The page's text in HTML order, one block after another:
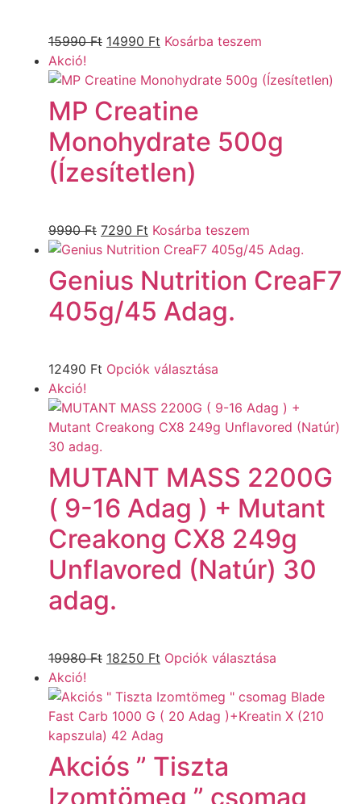
15990Ft 14990 Ft Kosárba teszem
Akció!
MP Creatine
Monohydrate 500g
(Ízesítetlen)
9990Ft 7290 Ft Kosárba teszem
Genius Nutrition CreaF7
405g/45 Adag.
12490 Ft Opciók választása
Akció!
MUTANT MASS 2200G
( 9-16 Adag ) + Mutant
Creakong CX8 249g
Unflavored (Natúr) 30
adag.
19980Ft 18250 Ft Opciók választása
Akció!
Akciós ” Tiszta
Izomtömeg ” csomag